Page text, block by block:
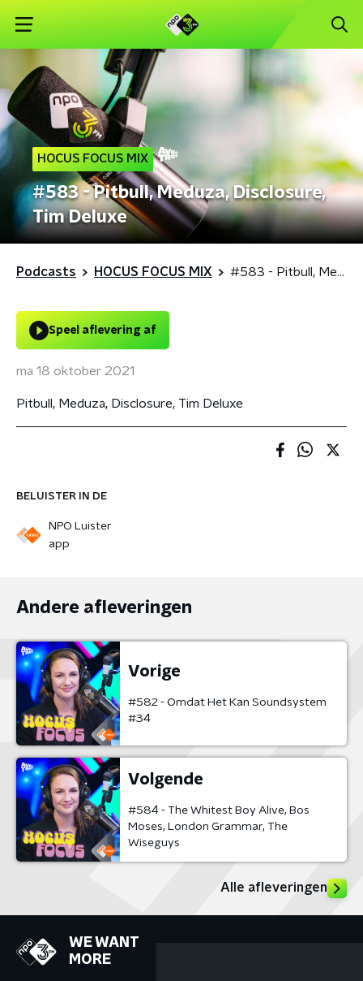
HOCUS FOCUS MIX
#583 - Pitbull, Meduza, Disclosure,
Tim Deluxe
Podcasts HOCUS FOCUS MIX #583 - Pitbull, Meduza, Disclosure, Tim Deluxe
BELUISTER IN DE
NPO Luister
app
Speel aflevering af
ma 18 oktober 2021
Pitbull, Meduza, Disclosure, Tim Deluxe
Andere afleveringen
Vorige
#582 - Omdat Het Kan Soundsystem
#34
Volgende
#584 - The Whitest Boy Alive, Bos
Moses, London Grammar, The
Wiseguys
Alle afleveringen
WE WANT
MORE